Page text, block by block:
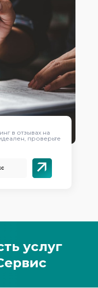
в отзывах на
проверьте